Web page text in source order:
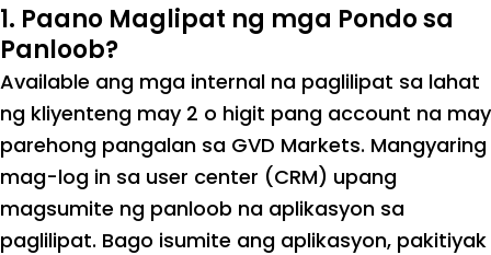
1. Paano Maglipat ng mga Pondo sa
Panloob?
Available ang mga internal na paglilipat sa lahat
ng kliyenteng may 2 o higit pang account na may
parehong pangalan sa GVD Markets. Mangyaring
mag-log in sa user center (CRM) upang
magsumite ng panloob na aplikasyon sa
paglilipat. Bago isumite ang aplikasyon, pakitiyak